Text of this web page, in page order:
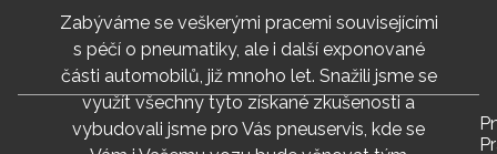
Zabýváme se veškerými pracemi souvisejícími
s péčí o pneumatiky, ale i další exponované
části automobilů, již mnoho let. Snažili jsme se
využít všechny tyto získané zkušenosti a
vybudovali jsme pro Vás pneuservis, kde se